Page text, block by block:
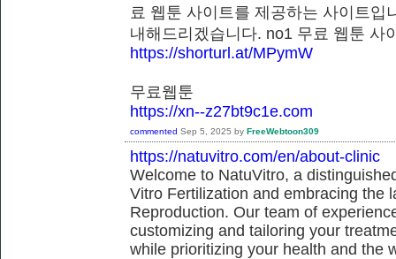
료 웹툰 사이트를 제공하는 사이트
내해드리겠습니다. no1 무료 웹툰
https://shorturl.at/MPymW
무료웹툰
https://xn--z27bt9c1e.com
commented Sep 5, 2025 by FreeWebtoon309
https://natuvitro.com/en/about-clinic
Welcome to NatuVitro, a
Vitro Fertilization and embracing the
Reproduction. Our team of
customizing and tailoring your
while prioritizing your health and the